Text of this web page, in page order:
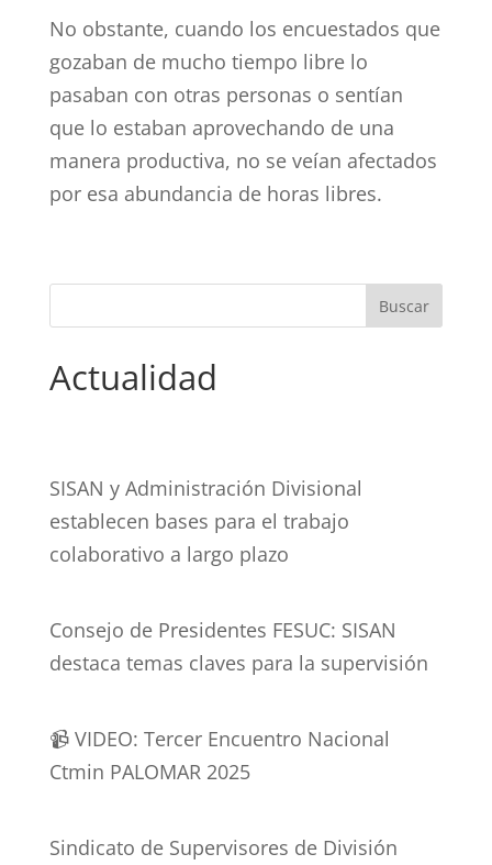
No obstante, cuando los encuestados que
gozaban de mucho tiempo libre lo
pasaban con otras personas o sentían
que lo estaban aprovechando de una
manera productiva, no se veían afectados
por esa abundancia de horas libres.
Actualidad
SISAN y Administración Divisional
establecen bases para el trabajo
colaborativo a largo plazo
Consejo de Presidentes FESUC: SISAN
destaca temas claves para la supervisión
📹 VIDEO: Tercer Encuentro Nacional
Ctmin PALOMAR 2025
Sindicato de Supervisores de División